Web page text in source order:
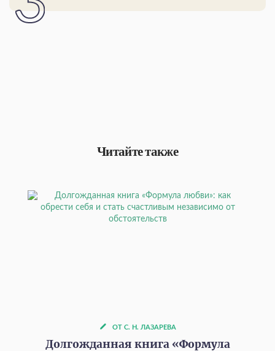
Читайте также
ОТ С. Н. ЛАЗАРЕВА
Долгожданная книга «Формула